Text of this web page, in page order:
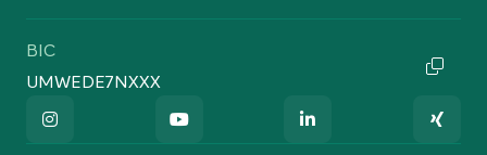
BIC
UMWEDE7NXXX